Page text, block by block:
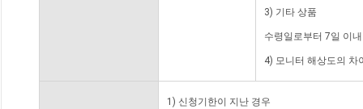
3) 기타 상품
수령일로부터 7일 이
4) 모니터 해상도의 차
1) 신청기한이 지난 경우